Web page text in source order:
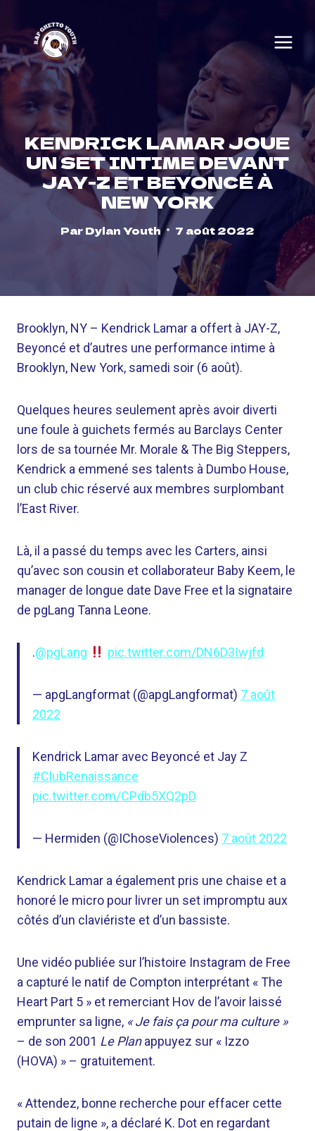
content
KENDRICK LAMAR JOUE
UN SET INTIME DEVANT
JAY-Z ET BEYONCÉ À
NEW YORK
ParDylan Youth 7 août 2022
Brooklyn, NY – Kendrick Lamar a offert à JAY-Z,
Beyoncé et d’autres une performance intime à
Brooklyn, New York, samedi soir (6 août).
Quelques heures seulement après avoir diverti
une foule à guichets fermés au Barclays Center
lors de sa tournée Mr. Morale & The Big Steppers,
Kendrick a emmené ses talents à Dumbo House,
un club chic réservé aux membres surplombant
l’East River.
Là, il a passé du temps avec les Carters, ainsi
qu’avec son cousin et collaborateur Baby Keem, le
manager de longue date Dave Free et la signataire
de pgLang Tanna Leone.
.@pgLang pic.twitter.com/DN6D3Iwjfd
— apgLangformat (@apgLangformat) 7 août
2022
Kendrick Lamar avec Beyoncé et Jay Z
#ClubRenaissance
pic.twitter.com/CPdb5XQ2pD
— Hermiden (@IChoseViolences) 7 août 2022
Kendrick Lamar a également pris une chaise et a
honoré le micro pour livrer un set impromptu aux
côtés d’un claviériste et d’un bassiste.
Une vidéo publiée sur l’histoire Instagram de Free
a capturé le natif de Compton interprétant « The
Heart Part 5 » et remerciant Hov de l’avoir laissé
emprunter sa ligne, « Je fais ça pour ma culture »
– de son 2001 Le Planappuyez sur « Izzo
(HOVA) » – gratuitement.
« Attendez, bonne recherche pour effacer cette
putain de ligne », a déclaré K. Dot en regardant